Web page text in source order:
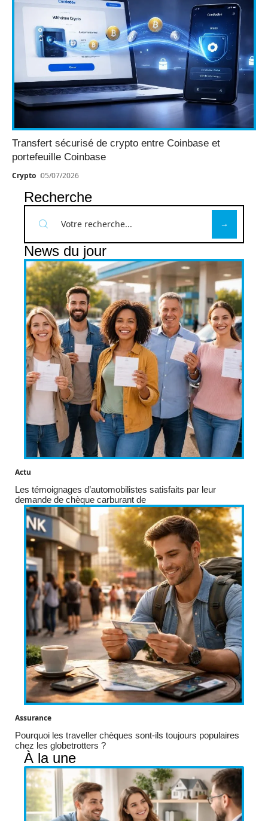
Transfert sécurisé de crypto entre Coinbase et
portefeuille Coinbase
Crypto 05/07/2026
Recherche
News du jour
Actu
Les témoignages d’automobilistes satisfaits par leur
demande de chèque carburant de
Assurance
Pourquoi les traveller chèques sont-ils toujours populaires
chez les globetrotters ?
À la une